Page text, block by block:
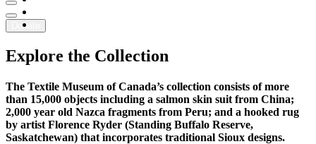
Youtube
Donate
Explore the Collection
The Textile Museum of Canada’s collection consists of more
than 15,000 objects including a salmon skin suit from China;
2,000 year old Nazca fragments from Peru; and a hooked rug
by artist Florence Ryder (Standing Buffalo Reserve,
Saskatchewan) that incorporates traditional Sioux designs.